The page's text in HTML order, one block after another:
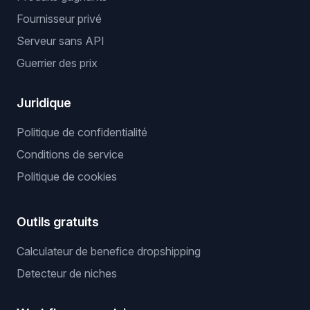
Fournisseur privé
Serveur sans API
Guerrier des prix
Juridique
Politique de confidentialité
Conditions de service
Politique de cookies
Outils gratuits
Calculateur de benefice dropshipping
Detecteur de niches